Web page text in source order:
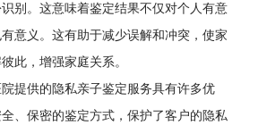
别。这意味着鉴定结果不仅对个人有意
意义。这有助于减少误解和冲突，使家
此，增强家庭关系。
提供的隐私亲子鉴定服务具有许多优
、保密的鉴定方式，保护了客户的隐私